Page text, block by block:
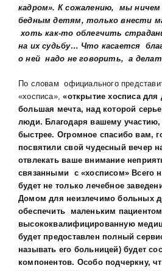
кадром». К сожалению, мы
бедным детям, только внести
хоть как-то облегчить
на их судьбу… Что касается
о ней надо не говорить, а
По словам официального
«хосписа»,«открытие хосписа для
большая мечта, над которой
люди. Благодаря вашему участию,
быстрее. Огромное спасибо вам,
посвятили свой чудесный вечер
отвлекать ваше внимание
связанными с «хосписом» Всего
будет не только лечебное
Домом для неизлечимо больных
обеспечить маленьким
высококвалифицированную
будет предоставлен полный
называть его больницей) будет
компонентов. Особо подчеркну,